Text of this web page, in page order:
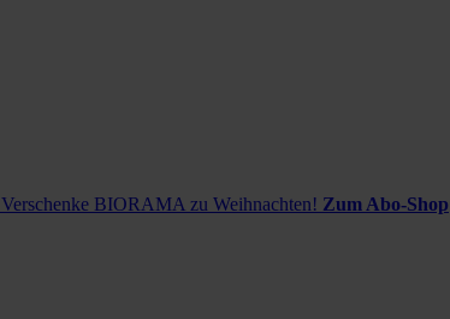
Verschenke BIORAMA zu Weihnachten! Zum Abo-Shop